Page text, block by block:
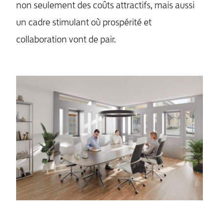
non seulement des coûts attractifs, mais aussi
un cadre stimulant où prospérité et
collaboration vont de pair.